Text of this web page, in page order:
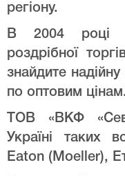
регіону.
В 2004 році
роздрібної
знайдите
по оптовим
ТОВ «ВКФ
Україні таких
Eaton (Moeller),